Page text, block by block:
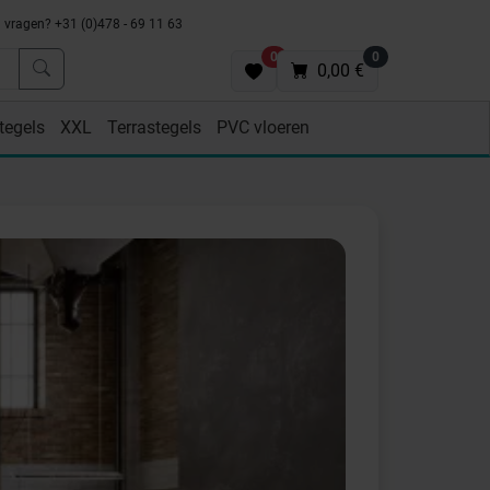
+31 (0)478 - 69 11 63
0 0
0,00 €
XXL Terrastegels PVC vloeren